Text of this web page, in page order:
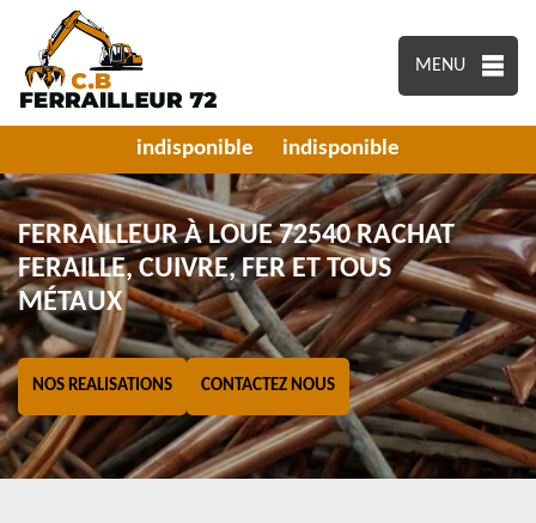
MENU
indisponible indisponible
FERRAILLEUR À LOUE 72540 RACHAT
FERAILLE, CUIVRE, FER ET TOUS
MÉTAUX
NOS REALISATIONS CONTACTEZ NOUS